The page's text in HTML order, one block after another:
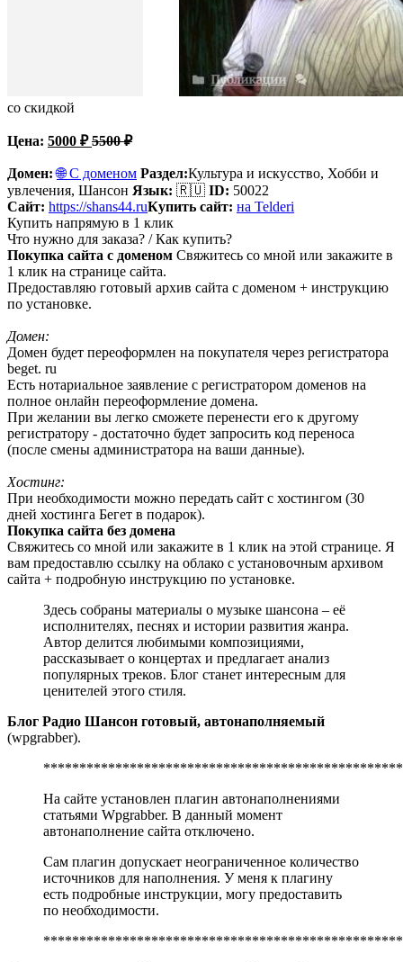
со скидкой
Цена: 5000 ₽ 5500₽
Домен: 🌐 С доменом Раздел:Культура и искусство, Хобби и
увлечения, Шансон Язык: 🇷🇺 ID: 50022
Сайт: https://shans44.ruКупить сайт: на Telderi
Купить напрямую в 1 клик
Что нужно для заказа? / Как купить?
Покупка сайта с доменом Свяжитесь со мной или закажите в
1 клик на странице сайта.
Предоставляю готовый архив сайта с доменом + инструкцию
по установке.
Домен:
Домен будет переоформлен на покупателя через регистратора
beget. ru
Есть нотариальное заявление с регистратором доменов на
полное онлайн переоформление домена.
При желании вы легко сможете перенести его к другому
регистратору - достаточно будет запросить код переноса
(после смены администратора на ваши данные).
Хостинг:
При необходимости можно передать сайт с хостингом (30
дней хостинга Бегет в подарок).
Покупка сайта без домена
Свяжитесь со мной или закажите в 1 клик на этой странице. Я
вам предоставлю ссылку на облако с установочным архивом
сайта + подробную инструкцию по установке.
Здесь собраны материалы о музыке шансона – её
исполнителях, песнях и истории развития жанра.
Автор делится любимыми композициями,
рассказывает о концертах и предлагает анализ
популярных треков. Блог станет интересным для
ценителей этого стиля.
Блог Радио Шансон готовый, автонаполняемый
(wpgrabber).
На сайте установлен плагин автонаполнениями
статьями Wpgrabber. В данный момент
автонаполнение сайта отключено.
Сам плагин допускает неограниченное количество
источников для наполнения. У меня к плагину
есть подробные инструкции, могу предоставить
по необходимости.